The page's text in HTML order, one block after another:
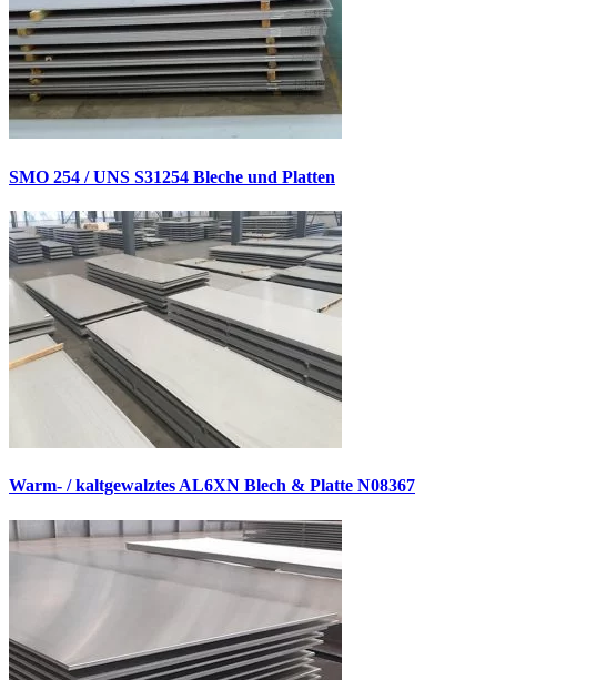
SMO 254 / UNS S31254 Bleche und Platten
Warm- / kaltgewalztes AL6XN Blech & Platte N08367